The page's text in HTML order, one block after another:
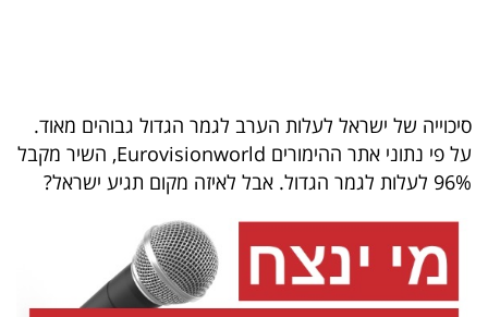
5
המילון
הכלכלי
פודקאסט
40
סיכוייה של ישראל לעלות הערב לגמר הגדול גבוהים מאוד.
על פי נתוני אתר ההימורים Eurovisionworld, השיר מקבל
96% לעלות לגמר הגדול. אבל לאיזה מקום תגיע ישראל?